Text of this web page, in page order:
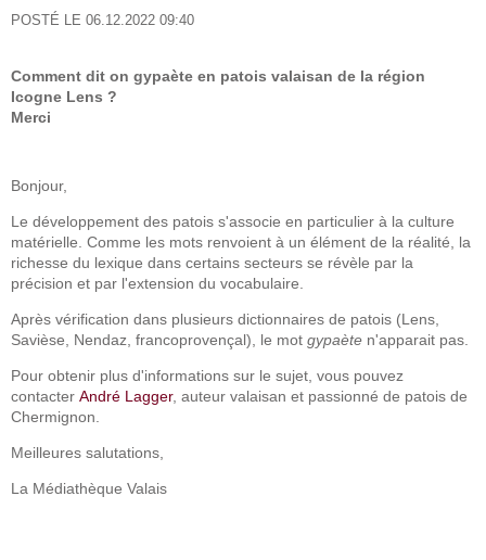
POSTÉ LE 06.12.2022 09:40
Comment dit on gypaète en patois valaisan de la région
Icogne Lens ?
Merci
Bonjour,
Le développement des patois s'associe en particulier à la culture
matérielle. Comme les mots renvoient à un élément de la réalité, la
richesse du lexique dans certains secteurs se révèle par la
précision et par l'extension du vocabulaire.
Après vérification dans plusieurs dictionnaires de patois (Lens,
Savièse, Nendaz, francoprovençal), le mot gypaète n'apparait pas.
Pour obtenir plus d'informations sur le sujet, vous pouvez
contacter André Lagger, auteur valaisan et passionné de patois de
Chermignon.
Meilleures salutations,
La Médiathèque Valais